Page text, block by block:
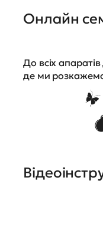
Онлайн
До всіх
де ми